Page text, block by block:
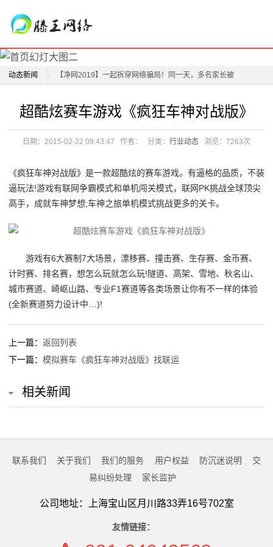
动态新闻 【净网2019】一起拆穿网络骗局！同一天，多名家长被
【净网2019】12家企业因违反网络安全管理规定被上海
公安网安部门依法查处!
元！
全新联网对战模式开启
模拟赛车《疯狂车神对战版》找联运
超酷炫赛车游戏《疯狂车神对战版》
日期：2015-02-22 09:43:47 作者： 分类： 行业动态 浏览： 7263次
《疯狂车神对战版》是一款超酷炫的赛车游戏。有逼格的品质，不装
逼玩法!游戏有联网争霸模式和单机闯关模式，联网PK挑战全球顶尖
高手，成就车神梦想;车神之旅单机模式挑战更多的关卡。
游戏有6大赛制7大场景，漂移赛、撞击赛、生存赛、金币赛、
计时赛、排名赛，想怎么玩就怎么玩!隧道、高架、雪地、秋名山、
城市赛道、崎岖山路、专业F1赛道等各类场景让你有不一样的体验
(全新赛道努力设计中…)!
上一篇： 返回列表
下一篇： 模拟赛车《疯狂车神对战版》找联运
相关新闻
联系我们 关于我们 我们的服务 用户权益 防沉迷说明
交
易纠纷处理
家长监护
公司地址：上海宝山区月川路33弄16号702室
友情链接：